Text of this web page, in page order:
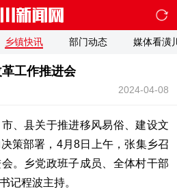
乡镇快讯 部门动态 媒体看潢
工作推进会
2024-04-08
县关于推进移风易俗、建设文
策部署，4月8日上午，张集乡召
。乡党政班子成员、全体村干部
记程波主持。